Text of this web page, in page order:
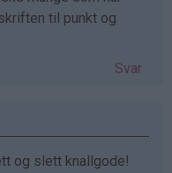
til punkt og
Svar
og slett knallgode!